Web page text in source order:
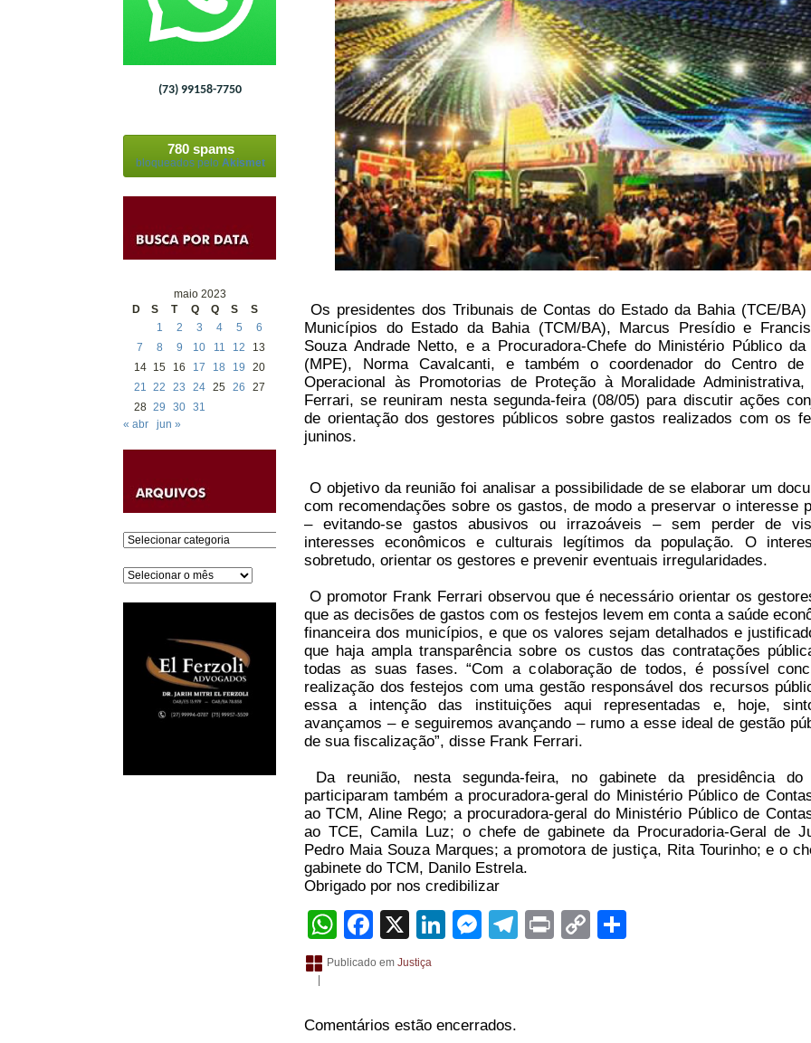
(73) 99158-7750
780 spams
bloqueados pelo Akismet
maio 2023
D
S T Q Q S
S
1
2 3 4 5
6
7
8 9 10 11 12
13
14
15 16 17 18 19
20
21
22 23 24 25 26
27
28 29 30 31
« abr
jun »
Categorias
Arquivos
Os presidentes dos Tribunais de Contas do Estado da Bahia (TCE/
Municípios do Estado da Bahia (TCM/BA), Marcus Presídio e
Souza Andrade Netto, e a Procuradora-Chefe do Ministério Público da
(MPE), Norma Cavalcanti, e também o coordenador do Centro de
Operacional às Promotorias de Proteção à Moralidade Administrativa,
Ferrari, se reuniram nesta segunda-feira (08/05) para discutir ações
de orientação dos gestores públicos sobre gastos realizados com os
juninos.
O objetivo da reunião foi analisar a possibilidade de se elaborar um
com recomendações sobre os gastos, de modo a preservar o interesse
– evitando-se gastos abusivos ou irrazoáveis – sem perder de
interesses econômicos e culturais legítimos da população. O
sobretudo, orientar os gestores e prevenir eventuais irregularidades.
O promotor Frank Ferrari observou que é necessário orientar os
que as decisões de gastos com os festejos levem em conta a saúde
financeira dos municípios, e que os valores sejam detalhados e
que haja ampla transparência sobre os custos das contratações
todas as suas fases. “Com a colaboração de todos, é possível
realização dos festejos com uma gestão responsável dos recursos
essa a intenção das instituições aqui representadas e, hoje,
avançamos – e seguiremos avançando – rumo a esse ideal de gestão
de sua fiscalização”, disse Frank Ferrari.
Da reunião, nesta segunda-feira, no gabinete da presidência do
participaram também a procuradora-geral do Ministério Público de
ao TCM, Aline Rego; a procuradora-geral do Ministério Público de
ao TCE, Camila Luz; o chefe de gabinete da Procuradoria-Geral de
Pedro Maia Souza Marques; a promotora de justiça, Rita Tourinho; e o
gabinete do TCM, Danilo Estrela.
Obrigado por nos credibilizar
WhatsApp
Facebook
X LinkedIn
Messenger
Telegram
PrintCopy
Publicado em Justiça
Comentários estão encerrados.